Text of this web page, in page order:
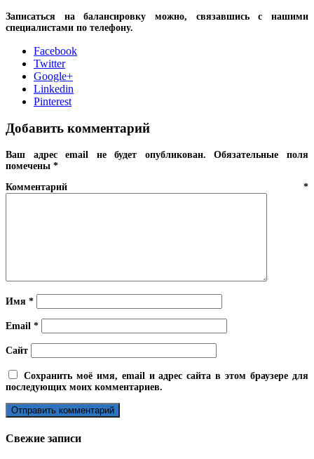
Записаться на балансировку можно, связавшись с нашими
специалистами по телефону.
Facebook
Twitter
Google+
Linkedin
Pinterest
Добавить комментарий
Ваш адрес email не будет опубликован.
Обязательные поля
помечены *
Комментарий *
Имя *
Email *
Сайт
Сохранить моё имя, email и адрес сайта в этом браузере для
последующих моих комментариев.
Свежие записи